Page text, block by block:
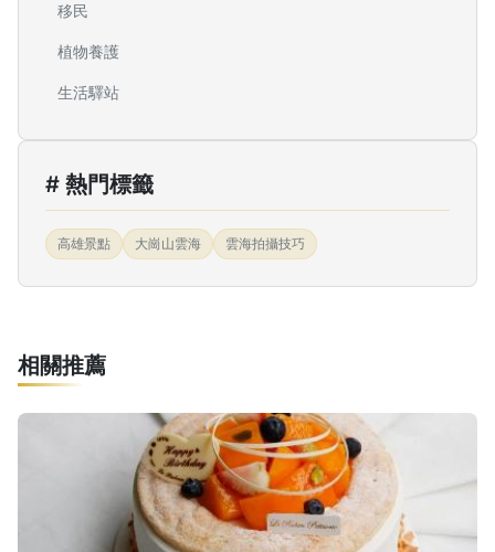
移民
植物養護
生活驛站
# 熱門標籤
高雄景點 大崗山雲海 雲海拍攝技巧
相關推薦